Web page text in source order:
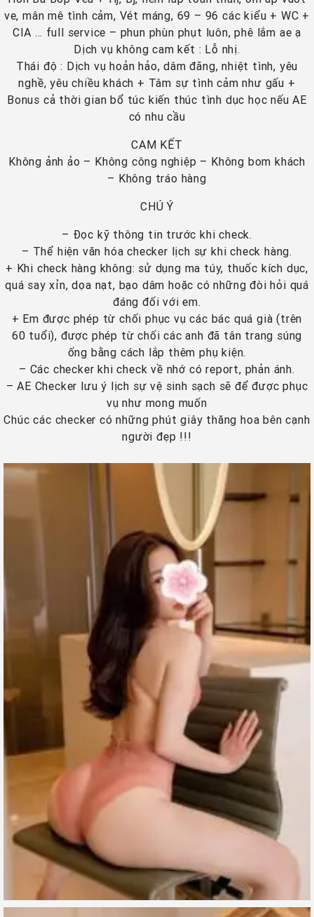
ve, mân mê tình cảm, Vét máng, 69 – 96 các kiểu + WC +
CIA … full service – phun phùn phụt luôn, phê lắm ae ạ
Dịch vụ không cam kết : Lỗ nhị.
Thái độ : Dịch vụ hoản hảo, dâm đãng, nhiệt tình, yêu
nghề, yêu chiều khách + Tâm sự tình cảm như gấu +
Bonus cả thời gian bổ túc kiến thúc tình dục học nếu AE
có nhu cầu
CAM KẾT
Không ảnh ảo – Không công nghiệp – Không bom khách
– Không tráo hàng
CHÚ Ý
– Đọc kỹ thông tin trước khi check.
– Thể hiện văn hóa checker lịch sự khi check hàng.
+ Khi check hàng không: sử dụng ma túy, thuốc kích dục,
quá say xỉn, dọa nạt, bạo dâm hoặc có những đòi hỏi quá
đáng đối với em.
+ Em được phép từ chối phục vụ các bác quá già (trên
60 tuổi), được phép từ chối các anh đã tân trang súng
ống bằng cách lắp thêm phụ kiện.
– Các checker khi check về nhớ có report, phản ánh.
– AE Checker lưu ý lịch sự vệ sinh sạch sẽ để được phục
vụ như mong muốn
Chúc các checker có những phút giây thăng hoa bên cạnh
người đẹp !!!